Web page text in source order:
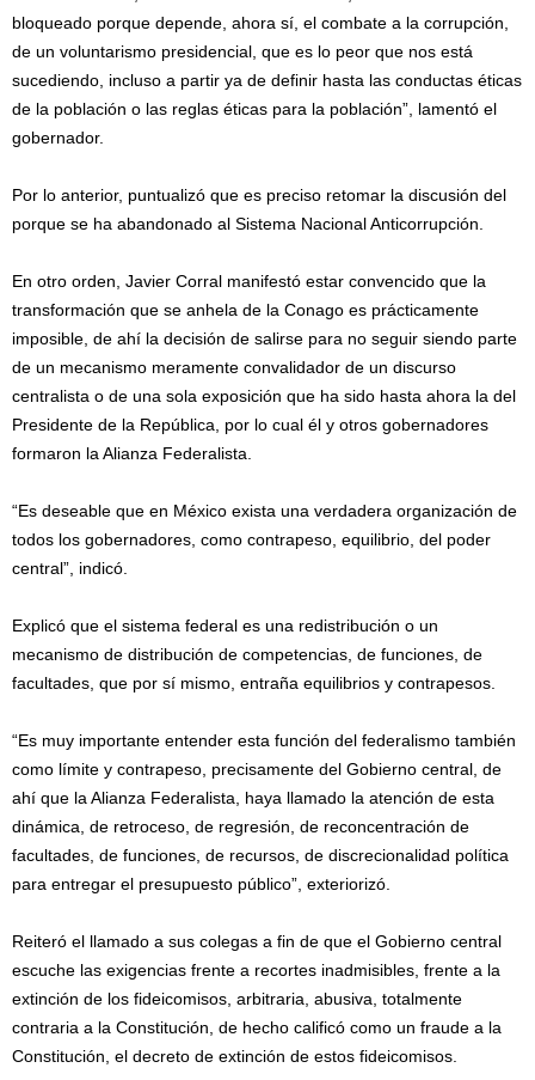
bloqueado porque depende, ahora sí, el combate a la corrupción,
de un voluntarismo presidencial, que es lo peor que nos está
sucediendo, incluso a partir ya de definir hasta las conductas éticas
de la población o las reglas éticas para la población”, lamentó el
gobernador.
Por lo anterior, puntualizó que es preciso retomar la discusión del
porque se ha abandonado al Sistema Nacional Anticorrupción.
En otro orden, Javier Corral manifestó estar convencido que la
transformación que se anhela de la Conago es prácticamente
imposible, de ahí la decisión de salirse para no seguir siendo parte
de un mecanismo meramente convalidador de un discurso
centralista o de una sola exposición que ha sido hasta ahora la del
Presidente de la República, por lo cual él y otros gobernadores
formaron la Alianza Federalista.
“Es deseable que en México exista una verdadera organización de
todos los gobernadores, como contrapeso, equilibrio, del poder
central”, indicó.
Explicó que el sistema federal es una redistribución o un
mecanismo de distribución de competencias, de funciones, de
facultades, que por sí mismo, entraña equilibrios y contrapesos.
“Es muy importante entender esta función del federalismo también
como límite y contrapeso, precisamente del Gobierno central, de
ahí que la Alianza Federalista, haya llamado la atención de esta
dinámica, de retroceso, de regresión, de reconcentración de
facultades, de funciones, de recursos, de discrecionalidad política
para entregar el presupuesto público”, exteriorizó.
Reiteró el llamado a sus colegas a fin de que el Gobierno central
escuche las exigencias frente a recortes inadmisibles, frente a la
extinción de los fideicomisos, arbitraria, abusiva, totalmente
contraria a la Constitución, de hecho calificó como un fraude a la
Constitución, el decreto de extinción de estos fideicomisos.